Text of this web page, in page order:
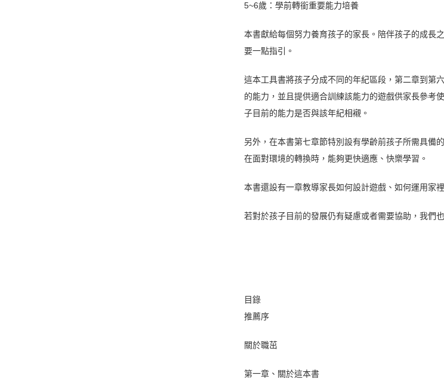
5~6歲：學前轉銜重要能力培養
本書獻給每個努力養育孩子的家長。陪伴孩子的成長
要一點指引。
這本工具書將孩子分成不同的年紀區段，第二章到第
的能力，並且提供適合訓練該能力的遊戲供家長參考
子目前的能力是否與該年紀相襯。
另外，在本書第七章節特別設有學齡前孩子所需具備
在面對環境的轉換時，能夠更快適應、快樂學習。
本書還設有一章教導家長如何設計遊戲、如何運用家
若對於孩子目前的發展仍有疑慮或者需要協助，我們
目錄
推薦序
關於職茁
第一章、關於這本書